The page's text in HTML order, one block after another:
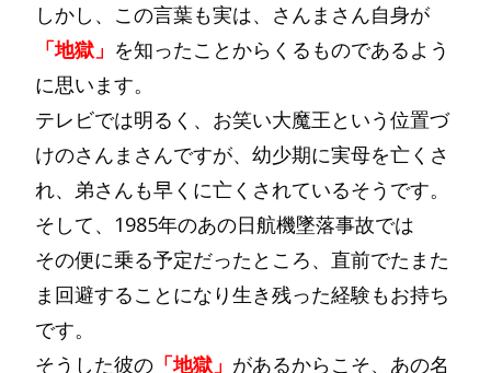
しかし、この言葉も実は、さんまさん自身が
「地獄」 を知ったことからくるものであるよう
に思います。
テレビでは明るく、お笑い大魔王という位置づ
けのさんまさんですが、幼少期に実母を亡くさ
れ、弟さんも早くに亡くされているそうです。
そして、1985年のあの日航機墜落事故では
その便に乗る予定だったところ、直前でたまた
ま回避することになり生き残った経験もお持ち
です。
そうした彼の 「地獄」 があるからこそ、あの名